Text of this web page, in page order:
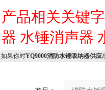
产品相关关键
器 水锤消声器
果你对YQ9000消防水锤吸纳器供应